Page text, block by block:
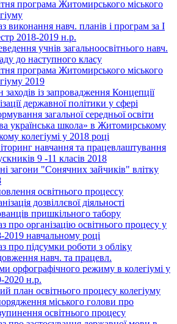
програма Житомирського міського
виконання навч. планів і програм за І
2018-2019 н.р.
учнів загальноосвітнього навч.
до наступного класу
програма Житомирського міського
2019
заходів із запровадження Концепції
державної політики у сфері
загальної середньої освіти
українська школа» в Житомирському
колегіумі у 2018 році
навчання та працевлаштування
9 -11 класів 2018
загони "Сонячних зайчиків" влітку
освітнього процессу
дозвіллєвої діяльності
пришкільного табору
про організацію освітнього процесу у
2019 навчальному році
про підсумки роботи з обліку
навч. та працевл.
орфографічного режиму в колегіумі у
2020 н.р.
план освітнього процесу колегіуму
міського голови про
освітнього процесу